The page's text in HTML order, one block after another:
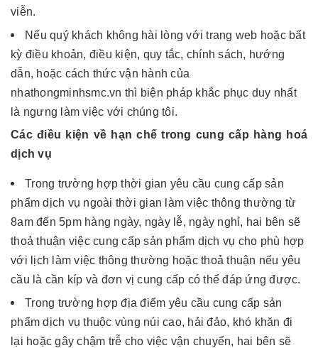
viễn.
Nếu quý khách không hài lòng với trang web hoặc bất
kỳ điều khoản, điều kiện, quy tắc, chính sách, hướng
dẫn, hoặc cách thức vận hành của
nhathongminhsmc.vn thì biện pháp khắc phục duy nhất
là ngưng làm việc với chúng tôi.
Các điều kiện về hạn chế trong cung cấp hàng hoá
dịch vụ
Trong trường hợp thời gian yêu cầu cung cấp sản
phẩm dịch vụ ngoài thời gian làm việc thông thường từ
8am đến 5pm hàng ngày, ngày lễ, ngày nghỉ, hai bên sẽ
thoả thuận việc cung cấp sản phẩm dịch vụ cho phù hợp
với lịch làm việc thông thường hoặc thoả thuận nếu yêu
cầu là cần kíp và đơn vị cung cấp có thể đáp ứng được.
Trong trường hợp địa điểm yêu cầu cung cấp sản
phẩm dịch vụ thuộc vùng núi cao, hải đảo, khó khăn đi
lại hoặc gây chậm trễ cho việc vận chuyển, hai bên sẽ